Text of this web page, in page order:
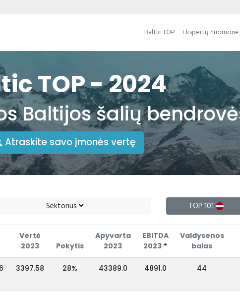
Baltic TOP Ekspertų nuomonė
TOP - 2024
Baltijos šalių
Atraskite savo įmonės vertę
Sektorius TOP 101
Vertė
2023
Pokytis
Apyvarta
2023
EBITDA
2023
Valdysenos
balas
3397.58 28% 43389.0 4891.0 44